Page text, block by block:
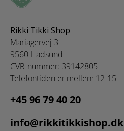
Rikki Tikki Shop
Mariagervej 3
9560 Hadsund
CVR-nummer: 39142805
Telefontiden er mellem 12-15
+45 96 79 40 20
info@rikkitikkishop.dk